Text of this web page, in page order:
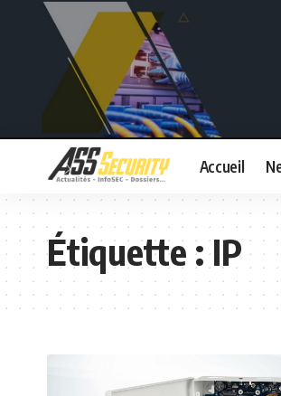
Accueil
Étiquette :IP